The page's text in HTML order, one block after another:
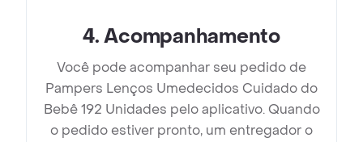
4.Acompanhamento
Você pode acompanhar seu pedido de
Pampers Lenços Umedecidos Cuidado do
Bebê 192 Unidades pelo aplicativo. Quando
o pedido estiver pronto, um entregador o